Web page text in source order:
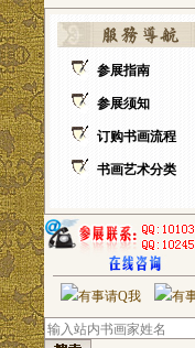
参展指南
参展须知
订购书画流程
书画艺术分类